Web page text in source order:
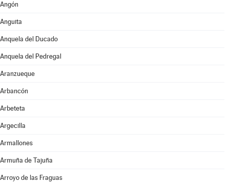
Angón
Anguita
Anquela del Ducado
Anquela del Pedregal
Aranzueque
Arbancón
Arbeteta
Argecilla
Armallones
Armuña de Tajuña
Arroyo de las Fraguas